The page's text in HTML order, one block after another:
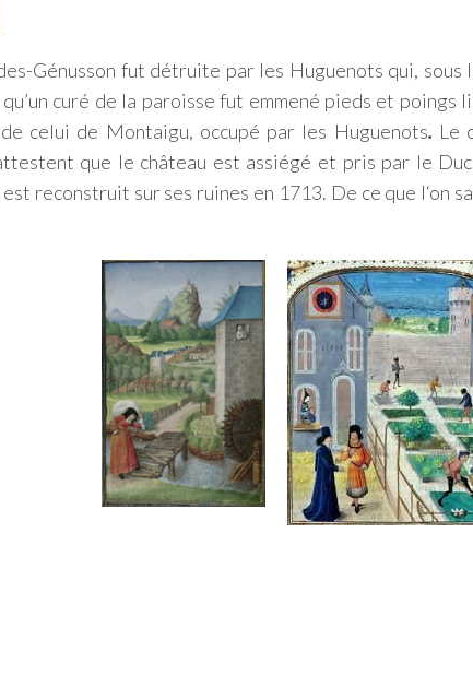
Génusson fut détruite par les Huguenots qui,
curé de la paroisse fut emmené pieds et poings
celui de Montaigu, occupé par les Huguenots. Le
que le château est assiégé et pris par le
reconstruit sur ses ruines en 1713. De ce que l‘on